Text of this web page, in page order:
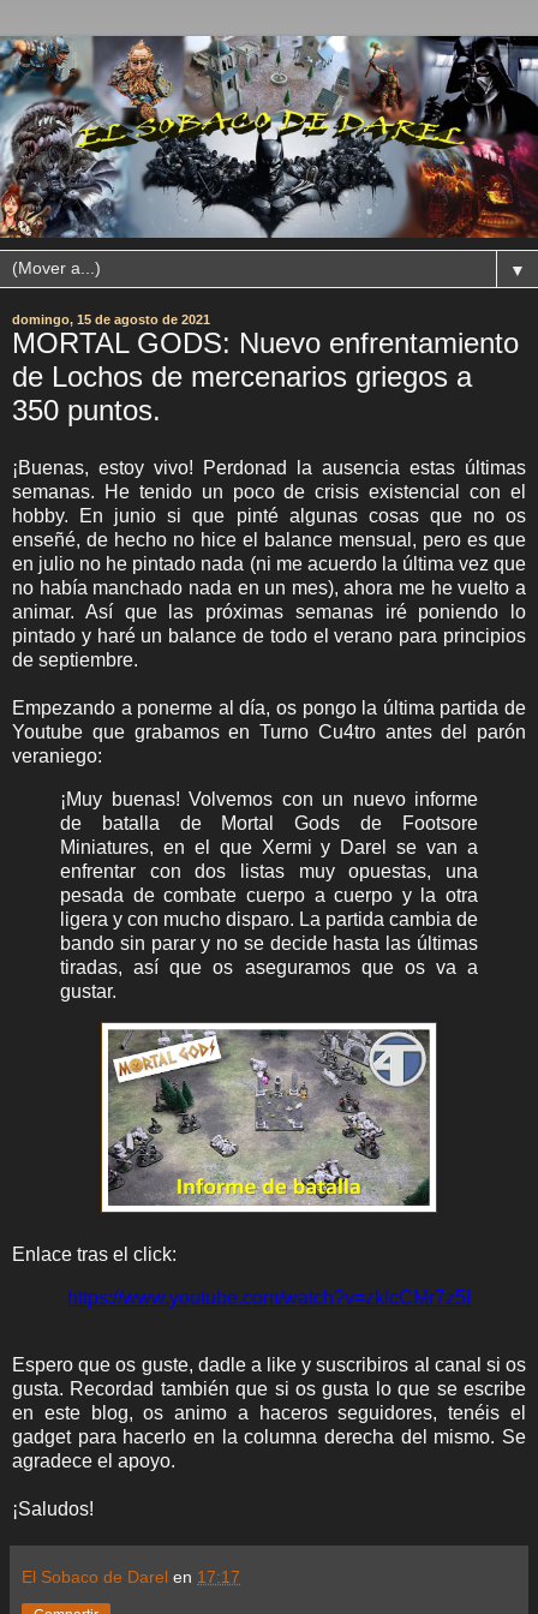
▼
domingo, 15 de agosto de 2021
MORTAL GODS: Nuevo enfrentamiento
de Lochos de mercenarios griegos a
350 puntos.
¡Buenas, estoy vivo! Perdonad la ausencia estas últimas
semanas. He tenido un poco de crisis existencial con el
hobby. En junio si que pinté algunas cosas que no os
enseñé, de hecho no hice el balance mensual, pero es que
en julio no he pintado nada (ni me acuerdo la última vez que
no había manchado nada en un mes), ahora me he vuelto a
animar. Así que las próximas semanas iré poniendo lo
pintado y haré un balance de todo el verano para principios
de septiembre.
Empezando a ponerme al día, os pongo la última partida de
Youtube que grabamos en Turno Cu4tro antes del parón
veraniego:
¡Muy buenas! Volvemos con un nuevo informe
de batalla de Mortal Gods de Footsore
Miniatures, en el que Xermi y Darel se van a
enfrentar con dos listas muy opuestas, una
pesada de combate cuerpo a cuerpo y la otra
ligera y con mucho disparo. La partida cambia de
bando sin parar y no se decide hasta las últimas
tiradas, así que os aseguramos que os va a
gustar.
Enlace tras el click:
https://www.youtube.com/watch?v=zklcCMr7z5I
Espero que os guste, dadle a like y suscribiros al canal si os
gusta. Recordad también que si os gusta lo que se escribe
en este blog, os animo a haceros seguidores, tenéis el
gadget para hacerlo en la columna derecha del mismo. Se
agradece el apoyo.
¡Saludos!
El Sobaco de Darel en 17:17